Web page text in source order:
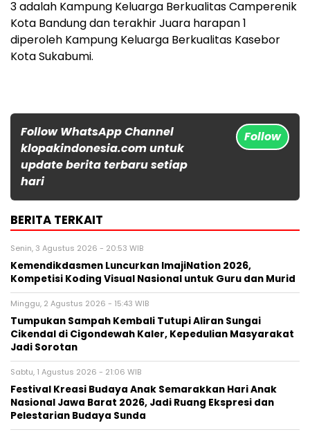
3 adalah Kampung Keluarga Berkualitas Camperenik
Kota Bandung dan terakhir Juara harapan 1
diperoleh Kampung Keluarga Berkualitas Kasebor
Kota Sukabumi.
Follow WhatsApp Channel
klopakindonesia.com untuk
update berita terbaru setiap
hari
Follow
BERITA TERKAIT
Senin, 3 Agustus 2026 - 20:53 WIB
Kemendikdasmen Luncurkan ImajiNation 2026,
Kompetisi Koding Visual Nasional untuk Guru dan Murid
Minggu, 2 Agustus 2026 - 15:43 WIB
Tumpukan Sampah Kembali Tutupi Aliran Sungai
Cikendal di Cigondewah Kaler, Kepedulian Masyarakat
Jadi Sorotan
Sabtu, 1 Agustus 2026 - 21:06 WIB
Festival Kreasi Budaya Anak Semarakkan Hari Anak
Nasional Jawa Barat 2026, Jadi Ruang Ekspresi dan
Pelestarian Budaya Sunda